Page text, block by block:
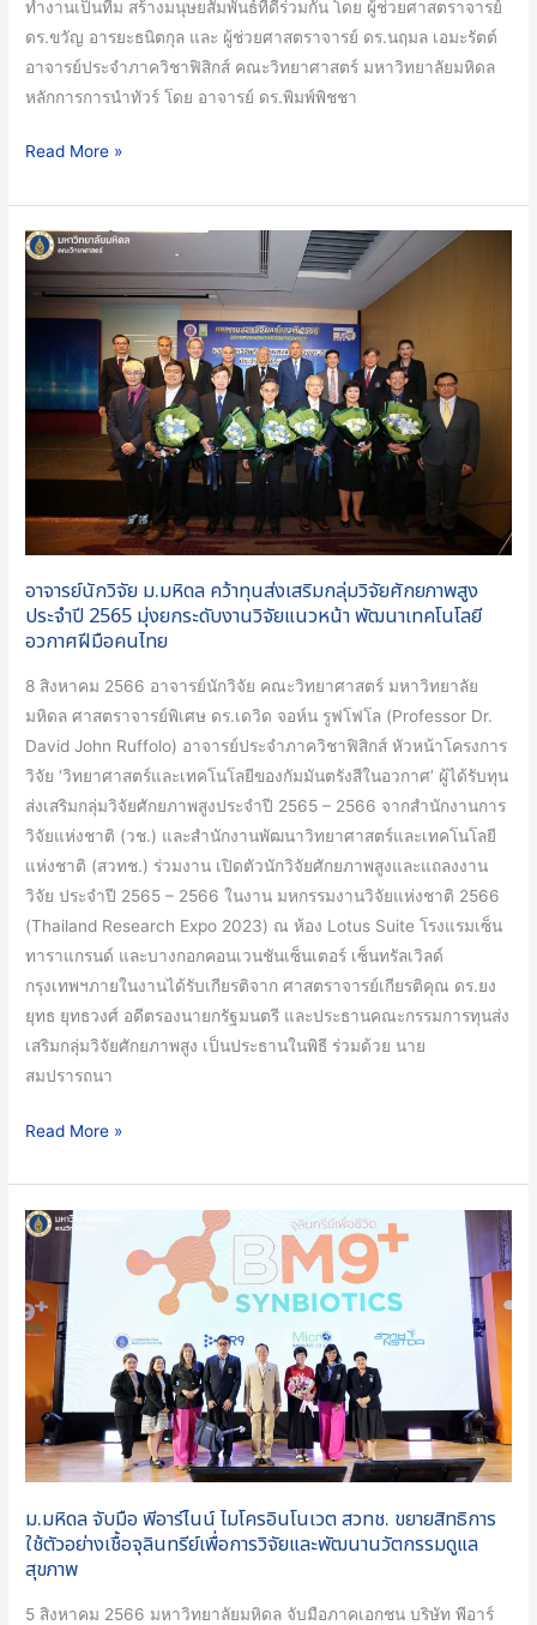
ทำงานเป็นทีม สร้างมนุษยสัมพันธ์ที่ดีร่วมกัน โดย ผู้ช่วยศาสตราจารย์
ดร.ขวัญ อารยะธนิตกุล และ ผู้ช่วยศาสตราจารย์ ดร.นฤมล เอมะรัตต์
อาจารย์ประจำภาควิชาฟิสิกส์ คณะวิทยาศาสตร์ มหาวิทยาลัยมหิดล
หลักการการนำทัวร์ โดย อาจารย์ ดร.พิมพ์พิชชา
Read More »
อาจารย์นักวิจัย ม.มหิดล คว้าทุนส่งเสริมกลุ่มวิจัยศักยภาพสูง
ประจำปี 2565 มุ่งยกระดับงานวิจัยแนวหน้า พัฒนาเทคโนโลยี
อวกาศฝีมือคนไทย
8 สิงหาคม 2566 อาจารย์นักวิจัย คณะวิทยาศาสตร์ มหาวิทยาลัย
มหิดล ศาสตราจารย์พิเศษ ดร.เดวิด จอห์น รูฟโฟโล (Professor Dr.
David John Ruffolo) อาจารย์ประจำภาควิชาฟิสิกส์ หัวหน้าโครงการ
วิจัย ‘วิทยาศาสตร์และเทคโนโลยีของกัมมันตรังสีในอวกาศ’ ผู้ได้รับทุน
ส่งเสริมกลุ่มวิจัยศักยภาพสูงประจำปี 2565 – 2566 จากสำนักงานการ
วิจัยแห่งชาติ (วช.) และสำนักงานพัฒนาวิทยาศาสตร์และเทคโนโลยี
แห่งชาติ (สวทช.) ร่วมงาน เปิดตัวนักวิจัยศักยภาพสูงและแถลงงาน
วิจัย ประจำปี 2565 – 2566 ในงาน มหกรรมงานวิจัยแห่งชาติ 2566
(Thailand Research Expo 2023) ณ ห้อง Lotus Suite โรงแรมเซ็น
ทาราแกรนด์ และบางกอกคอนเวนชันเซ็นเตอร์ เซ็นทรัลเวิลด์
กรุงเทพฯภายในงานได้รับเกียรติจาก ศาสตราจารย์เกียรติคุณ ดร.ยง
ยุทธ ยุทธวงศ์ อดีตรองนายกรัฐมนตรี และประธานคณะกรรมการทุนส่ง
เสริมกลุ่มวิจัยศักยภาพสูง เป็นประธานในพิธี ร่วมด้วย นาย
สมปรารถนา
อาจารย์
นัก
วิจัย
คว้า
ทุน
กลุ่ม
วิจัย
ศักยภาพ
ประจำ
ปี
มุ่ง
ยก
ระดับ
งาน
วิจัย
แนว
หน้า
พัฒนา
เทคโนโลยี
อวกาศ
ฝีมือ
คน
ไทย
Read More »
ม.มหิดล จับมือ พีอาร์ไนน์ ไมโครอินโนเวต สวทช. ขยายสิทธิการ
ใช้ตัวอย่างเชื้อจุลินทรีย์เพื่อการวิจัยและพัฒนานวัตกรรมดูแล
สุขภาพ
5 สิงหาคม 2566 มหาวิทยาลัยมหิดล จับมือภาคเอกชน บริษัท พีอาร์
ม.มหิดล
จับ
มือ
พี
อาร์
ไนน์
ไมโคร
อิน
โน
สวทช.
ขยาย
สิทธิ
การ